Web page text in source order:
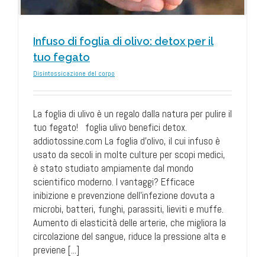
Infuso di foglia di olivo: detox per il
tuo fegato
Disintossicazione del corpo
La foglia di ulivo è un regalo dalla natura per pulire il
tuo fegato! foglia ulivo benefici detox.
addiotossine.com La foglia d’olivo, il cui infuso è
usato da secoli in molte culture per scopi medici,
è stato studiato ampiamente dal mondo
scientifico moderno. I vantaggi? Efficace
inibizione e prevenzione dell’infezione dovuta a
microbi, batteri, funghi, parassiti, lieviti e muffe.
Aumento di elasticità delle arterie, che migliora la
circolazione del sangue, riduce la pressione alta e
previene [...]